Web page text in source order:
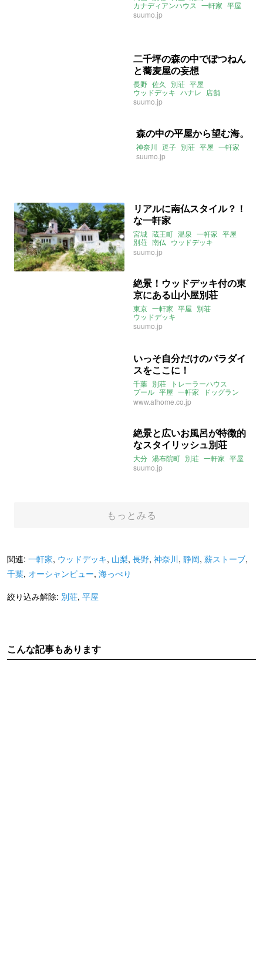
カナディアンハウス 一軒家 平屋
suumo.jp
二千坪の森の中でぽつねん
と蕎麦屋の妄想
長野 佐久 別荘 平屋
ウッドデッキ ハナレ
店舗
suumo.jp
森の中の平屋から望む海。
神奈川 逗子 別荘 平屋 一軒家
suumo.jp
リアルに南仏スタイル？！
な一軒家
宮城 蔵王町 温泉 一軒家 平屋
別荘 南仏 ウッドデッキ
2018年7月のおすすめ
suumo.jp
絶景！ウッドデッキ付の東
京にある山小屋別荘
東京 一軒家 平屋 別荘
ウッドデッキ
suumo.jp
いっそ自分だけのパラダイ
スをここに！
千葉 別荘
トレーラーハウス
プール 平屋 一軒家
ドッグラン
ウッドデッキ
www.athome.co.jp
絶景と広いお風呂が特徴的
なスタイリッシュ別荘
大分 湯布院町 別荘 一軒家 平屋
suumo.jp
もっとみる
関連: 一軒家, ウッドデッキ, 山梨, 長野, 神奈川, 静岡, 薪ストーブ,
千葉, オーシャンビュー, 海っぺり
絞り込み解除: 別荘, 平屋
こんな記事もあります